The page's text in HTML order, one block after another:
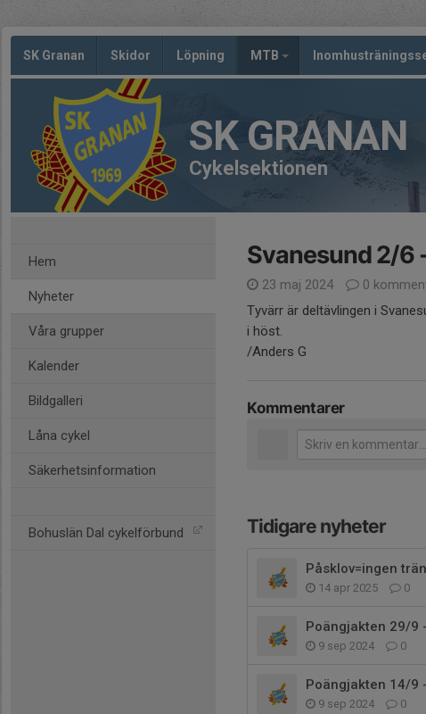
SK Granan Skidor Löpning MTB
SK GRANAN
Cykelsektionen
Hem
Nyheter
Våra grupper
Kalender
Bildgalleri
Låna cykel
Säkerhetsinformation
Bohuslän Dal cykelförbund
Svanesund 2/6
23 maj 2024
0
Tyvärr är deltävlingen i
i höst.
/Anders G
Kommentarer
Tidigare nyheter
Påsklov=ingen
14 apr 2025 0
Poängjakten 29/9
9 sep 2024 0
Poängjakten 14/9
9 sep 2024 0